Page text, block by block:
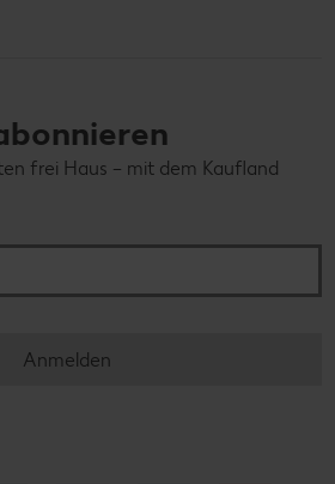
frei Haus – mit dem Kaufland
Anmelden